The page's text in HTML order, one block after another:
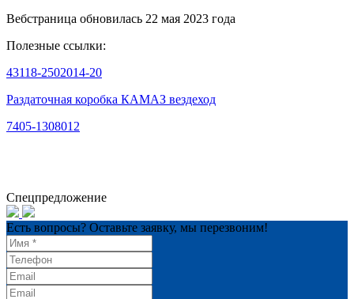
Вебстраница обновилась 22 мая 2023 года
Полезные ссылки:
43118-2502014-20
Раздаточная коробка КАМАЗ вездеход
7405-1308012
Спецпредложение
Есть вопросы? Оставьте заявку, мы перезвоним!